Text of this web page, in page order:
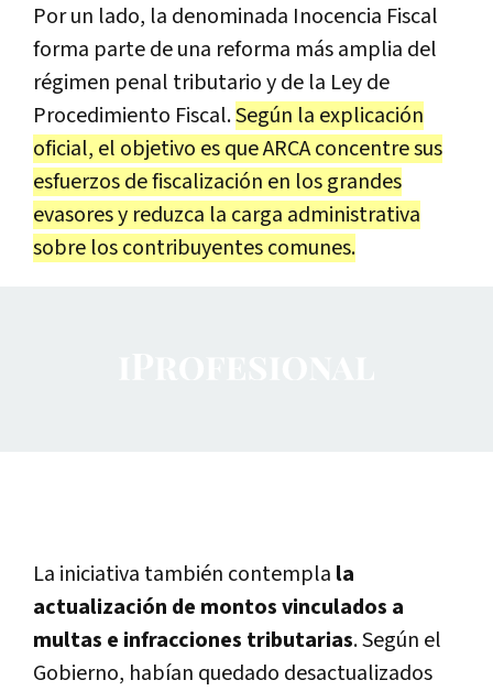
Por un lado, la denominada Inocencia Fiscal
forma parte de una reforma más amplia del
régimen penal tributario y de la Ley de
Procedimiento Fiscal.Según la explicación
oficial, el objetivo es que ARCA concentre sus
esfuerzos de fiscalización en los grandes
evasores y reduzca la carga administrativa
sobre los contribuyentes comunes.
La iniciativa también contempla la
actualización de montos vinculados a
multas e infracciones tributarias. Según el
Gobierno, habían quedado desactualizados